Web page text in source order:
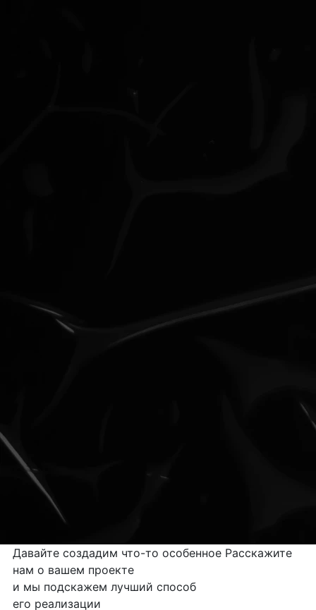
Давайте создадим что-то особенное Расскажите
нам о вашем проекте
и мы подскажем лучший способ
его реализации